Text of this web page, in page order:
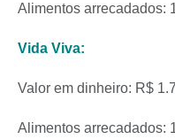
Alimentos arrecadados:
Vida Viva:
Valor em dinheiro: R$
Alimentos arrecadados: